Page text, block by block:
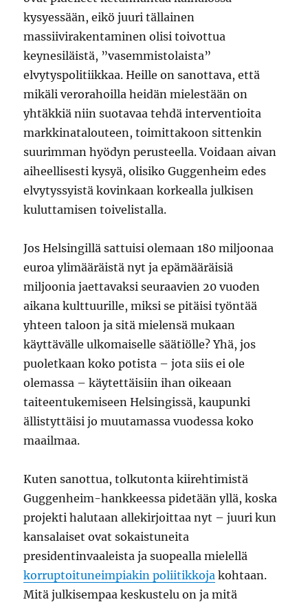
kysyessään, eikö juuri tällainen
massiivirakentaminen olisi toivottua
keynesiläistä, ”vasemmistolaista”
elvytyspolitiikkaa. Heille on sanottava, että
mikäli verorahoilla heidän mielestään on
yhtäkkiä niin suotavaa tehdä interventioita
markkinatalouteen, toimittakoon sittenkin
suurimman hyödyn perusteella. Voidaan aivan
aiheellisesti kysyä, olisiko Guggenheim edes
elvytyssyistä kovinkaan korkealla julkisen
kuluttamisen toivelistalla.
Jos Helsingillä sattuisi olemaan 180 miljoonaa
euroa ylimääräistä nyt ja epämääräisiä
miljoonia jaettavaksi seuraavien 20 vuoden
aikana kulttuurille, miksi se pitäisi työntää
yhteen taloon ja sitä mielensä mukaan
käyttävälle ulkomaiselle säätiölle? Yhä, jos
puoletkaan koko potista – jota siis ei ole
olemassa – käytettäisiin ihan oikeaan
taiteentukemiseen Helsingissä, kaupunki
ällistyttäisi jo muutamassa vuodessa koko
maailmaa.
Kuten sanottua, tolkutonta kiirehtimistä
Guggenheim-hankkeessa pidetään yllä, koska
projekti halutaan allekirjoittaa nyt – juuri kun
kansalaiset ovat sokaistuneita
presidentinvaaleista ja suopealla mielellä
korruptoituneimpiakin poliitikkoja kohtaan.
Mitä julkisempaa keskustelu on ja mitä